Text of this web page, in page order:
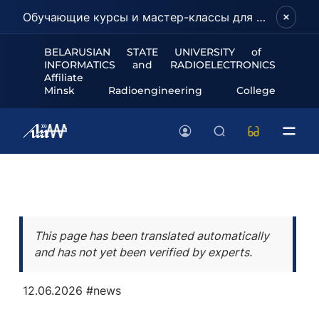
Обучающие курсы и мастер-классы для школьников и абитуриентов!
BELARUSIAN STATE UNIVERSITY of
INFORMATICS and RADIOELECTRONICS
Affiliate
Minsk Radioengineering College
This page has been translated automatically
and has not yet been verified by experts.
12.06.2026 #news